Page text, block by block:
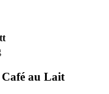
au Lait